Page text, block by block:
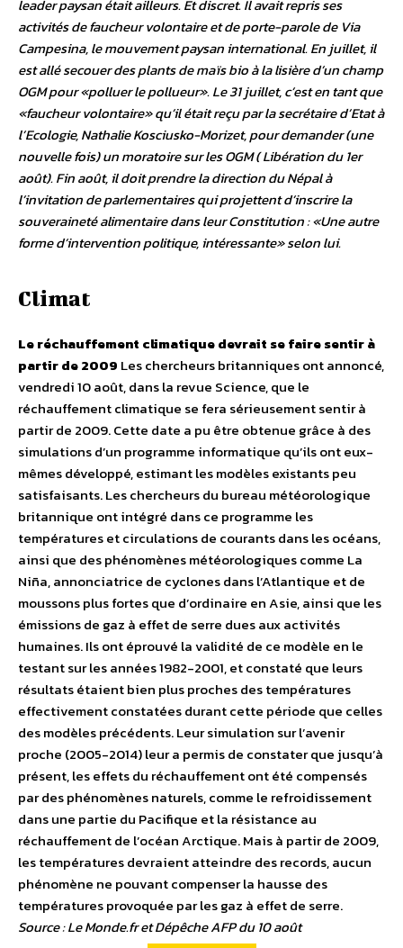
leader paysan était ailleurs. Et discret. Il avait repris ses
activités de faucheur volontaire et de porte-parole de Via
Campesina, le mouvement paysan international. En juillet, il
est allé secouer des plants de maïs bio à la lisière d’un champ
OGM pour «polluer le pollueur». Le 31 juillet, c’est en tant que
«faucheur volontaire» qu’il était reçu par la secrétaire d’Etat à
l’Ecologie, Nathalie Kosciusko-Morizet, pour demander (une
nouvelle fois) un moratoire sur les OGM ( Libération du 1er
août). Fin août, il doit prendre la direction du Népal à
l’invitation de parlementaires qui projettent d’inscrire la
souveraineté alimentaire dans leur Constitution : «Une autre
forme d’intervention politique, intéressante» selon lui.
Climat
Le réchauffement climatique devrait se faire sentir à
partir de 2009 Les chercheurs britanniques ont annoncé,
vendredi 10 août, dans la revue Science, que le
réchauffement climatique se fera sérieusement sentir à
partir de 2009. Cette date a pu être obtenue grâce à des
simulations d’un programme informatique qu’ils ont eux-
mêmes développé, estimant les modèles existants peu
satisfaisants. Les chercheurs du bureau météorologique
britannique ont intégré dans ce programme les
températures et circulations de courants dans les océans,
ainsi que des phénomènes météorologiques comme La
Niña, annonciatrice de cyclones dans l’Atlantique et de
moussons plus fortes que d’ordinaire en Asie, ainsi que les
émissions de gaz à effet de serre dues aux activités
humaines. Ils ont éprouvé la validité de ce modèle en le
testant sur les années 1982-2001, et constaté que leurs
résultats étaient bien plus proches des températures
effectivement constatées durant cette période que celles
des modèles précédents. Leur simulation sur l’avenir
proche (2005-2014) leur a permis de constater que jusqu’à
présent, les effets du réchauffement ont été compensés
par des phénomènes naturels, comme le refroidissement
dans une partie du Pacifique et la résistance au
réchauffement de l’océan Arctique. Mais à partir de 2009,
les températures devraient atteindre des records, aucun
phénomène ne pouvant compenser la hausse des
températures provoquée par les gaz à effet de serre.
Source : Le Monde.fr et Dépêche AFP du 10 août